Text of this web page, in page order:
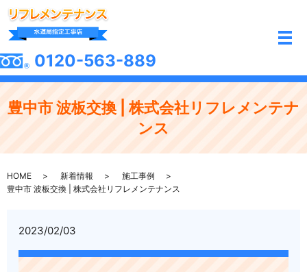
0120-563-889
メ
豊中市 波板交換 | 株式会社リフレメンテナ
ンス
HOME 新着情報
施工事例
豊中市 波板交換 | 株式会社リフレメンテナンス
2023/02/03